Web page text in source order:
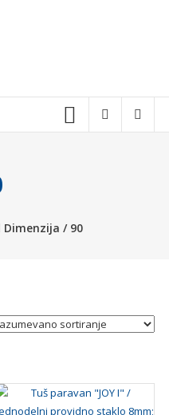
Dimenzija / 90